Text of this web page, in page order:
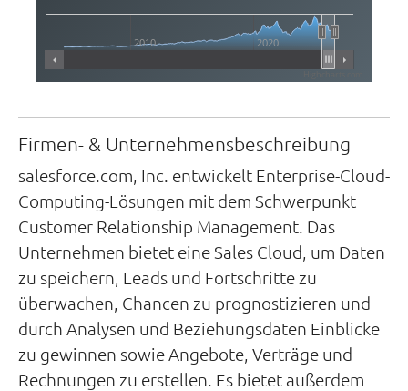
2010 2020
Firmen- & Unternehmensbeschreibung
salesforce.com, Inc. entwickelt Enterprise-Cloud-
Computing-Lösungen mit dem Schwerpunkt
Customer Relationship Management. Das
Unternehmen bietet eine Sales Cloud, um Daten
zu speichern, Leads und Fortschritte zu
überwachen, Chancen zu prognostizieren und
durch Analysen und Beziehungsdaten Einblicke
zu gewinnen sowie Angebote, Verträge und
Rechnungen zu erstellen. Es bietet außerdem